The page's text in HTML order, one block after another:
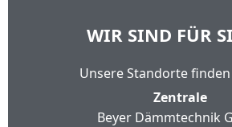
WIR SIND FÜR
Unsere Standorte finden
Zentrale
Beyer Dämmtechnik